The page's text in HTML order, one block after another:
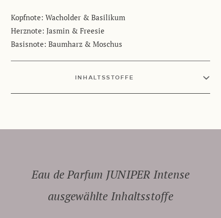
Kopfnote: Wacholder & Basilikum
Herznote: Jasmin & Freesie
Basisnote: Baumharz & Moschus
INHALTSSTOFFE
Eau de Parfum JUNIPER Intense
ausgewählte Inhaltsstoffe